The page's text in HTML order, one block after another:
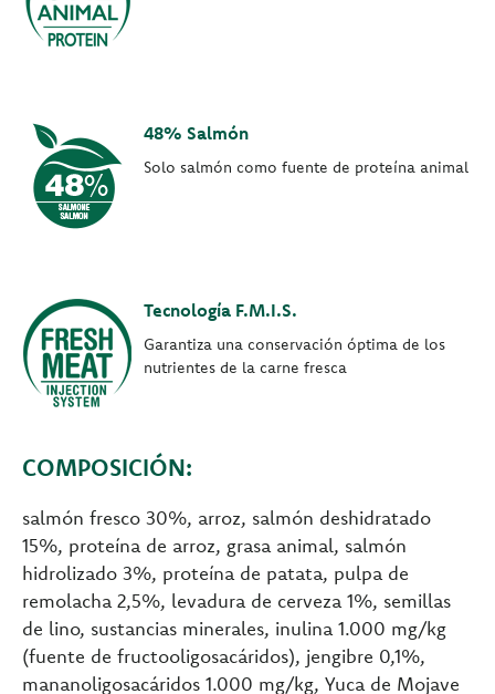
48% Salmón
Solo salmón como fuente de proteína animal
Tecnología F.M.I.S.
Garantiza una conservación óptima de los
nutrientes de la carne fresca
COMPOSICIÓN:
salmón fresco 30%, arroz, salmón deshidratado
15%, proteína de arroz, grasa animal, salmón
hidrolizado 3%, proteína de patata, pulpa de
remolacha 2,5%, levadura de cerveza 1%, semillas
de lino, sustancias minerales, inulina 1.000 mg/kg
(fuente de fructooligosacáridos), jengibre 0,1%,
mananoligosacáridos 1.000 mg/kg, Yuca de Mojave